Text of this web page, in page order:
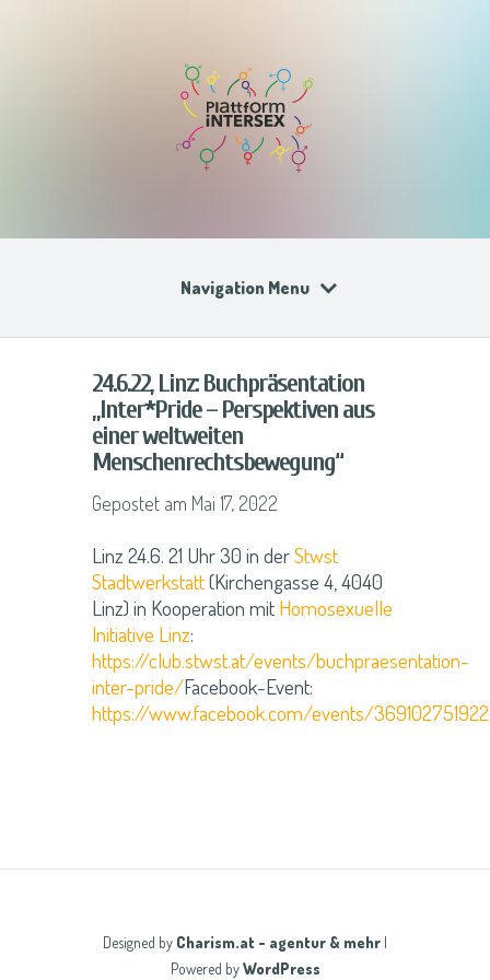
Navigation Menu
24.6.22, Linz: Buchpräsentation
„Inter*Pride – Perspektiven aus
einer weltweiten
Menschenrechtsbewegung“
Gepostet am Mai 17, 2022
Linz 24.6. 21 Uhr 30 in derStwst
Stadtwerkstatt(Kirchengasse 4, 4040
Linz) in Kooperation mit Homosexuelle
Initiative Linz:
https://club.stwst.at/events/buchpraesentation-
inter-pride/Facebook-Event:
https://www.facebook.com/events/
Designed by Charism.at - agentur & mehr |
Powered byWordPress